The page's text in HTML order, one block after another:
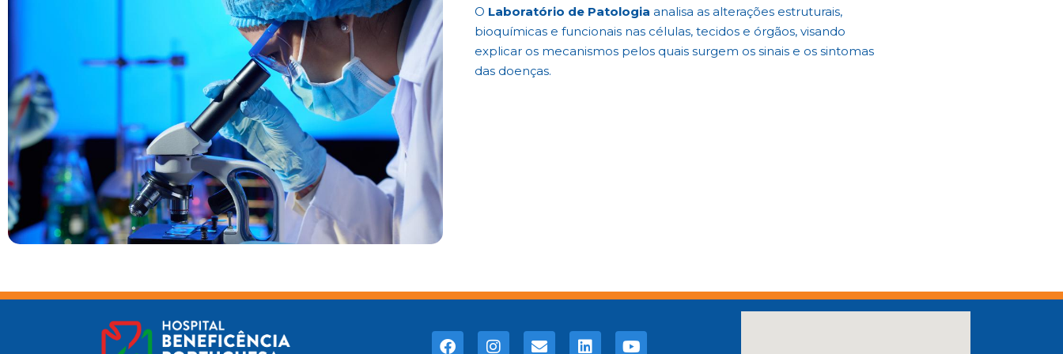
O Laboratório de Patologia analisa as alterações estruturais,
bioquímicas e funcionais nas células, tecidos e órgãos, visando
explicar os mecanismos pelos quais surgem os sinais e os sintomas
das doenças.